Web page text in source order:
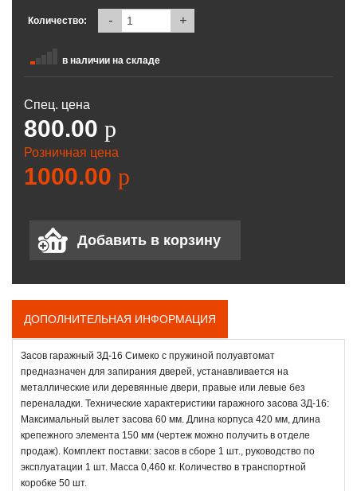
Количество: - +
в наличии на складе
Спец. цена
800.00 p
Розничная цена
1000.00 p
ДОПОЛНИТЕЛЬНАЯ ИНФОРМАЦИЯ
Засов гаражный ЗД-16 Симеко с пружиной полуавтомат
предназначен для запирания дверей, устанавливается на
металлические или деревянные двери, правые или левые без
переналадки. Технические характеристики гаражного засова ЗД-16:
Максимальный вылет засова 60 мм. Длина корпуса 420 мм, длина
крепежного элемента 150 мм (чертеж можно получить в отделе
продаж). Комплект поставки: засов в сборе 1 шт., руководство по
эксплуатации 1 шт. Масса 0,460 кг. Количество в транспортной
коробке 50 шт.